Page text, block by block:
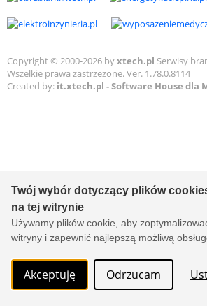
Twój wybór dotyczący plików
na tej witrynie
Używamy plików cookie, aby
witryny i zapewnić najlepszą możliwą
Akceptuję Odrzucam
Copyright © 2000-2026 byxtech.pl Serwisy
Wszelkie prawa zastrzeżone. Ver. 1.78.0.8114
Created by: it.xtech.pl - Software House dla